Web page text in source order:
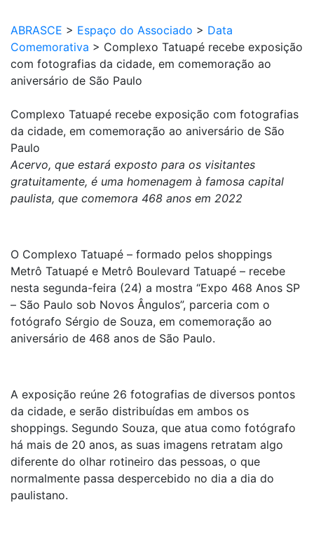
ABRASCE > Espaço do Associado > Data
Comemorativa > Complexo Tatuapé recebe exposição
com fotografias da cidade, em comemoração ao
aniversário de São Paulo
Complexo Tatuapé recebe exposição com fotografias
da cidade, em comemoração ao aniversário de São
Paulo
Acervo, que estará exposto para os visitantes
gratuitamente, é uma homenagem à famosa capital
paulista, que comemora 468 anos em 2022
O Complexo Tatuapé – formado pelos shoppings
Metrô Tatuapé e Metrô Boulevard Tatuapé – recebe
nesta segunda-feira (24) a mostra “Expo 468 Anos SP
– São Paulo sob Novos Ângulos”, parceria com o
fotógrafo Sérgio de Souza, em comemoração ao
aniversário de 468 anos de São Paulo.
A exposição reúne 26 fotografias de diversos pontos
da cidade, e serão distribuídas em ambos os
shoppings. Segundo Souza, que atua como fotógrafo
há mais de 20 anos, as suas imagens retratam algo
diferente do olhar rotineiro das pessoas, o que
normalmente passa despercebido no dia a dia do
paulistano.